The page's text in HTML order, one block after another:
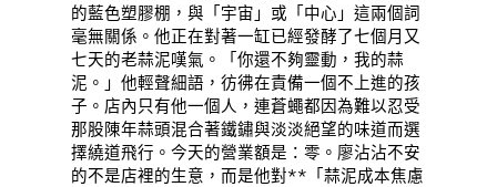
的藍色塑膠棚，與「宇宙」或「中心」這兩個詞
毫無關係。他正在對著一缸已經發酵了七個月又
七天的老蒜泥嘆氣。「你還不夠靈動，我的蒜
泥。」他輕聲細語，彷彿在責備一個不上進的孩
子。店內只有他一個人，連蒼蠅都因為難以忍受
那股陳年蒜頭混合著鐵鏽與淡淡絕望的味道而選
擇繞道飛行。今天的營業額是：零。廖沾沾不安
的不是店裡的生意，而是他對**「蒜泥成本焦慮